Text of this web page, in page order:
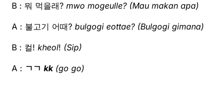
B : 뭐 먹을래? mwo mogeulle? (Mau makan apa)
A : 불고기 어때? bulgogi eottae? (Bulgogi gimana)
B : 컬! kheol! (Sip)
A : ㄱㄱ kk(go go)